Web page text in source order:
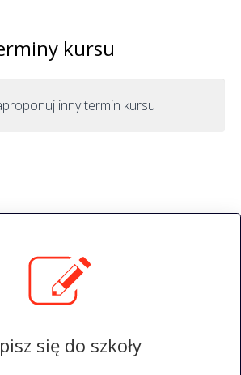
kursu
inny termin kursu
się do szkoły